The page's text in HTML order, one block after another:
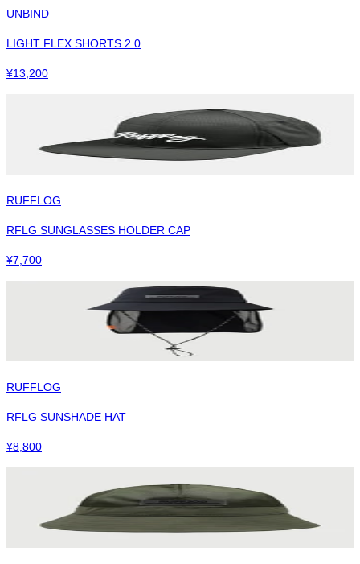
UNBIND
LIGHT FLEX SHORTS 2.0
¥13,200
RUFFLOG
RFLG SUNGLASSES HOLDER CAP
¥7,700
RUFFLOG
RFLG SUNSHADE HAT
¥8,800